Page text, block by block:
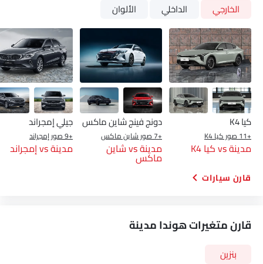
الخارجي الداخلي الألوان
كيا K4
+11 صور كيا K4
مدينة vs كيا K4
دونج فينج شاين ماكس
+7 صور شاين ماكس
مدينة vs شاين
ماكس
جيلي إمجراند
+9 صور إمجراند
مدينة vs إمجراند
قارن سيارات
قارن متغيرات هوندا مدينة
بنزين